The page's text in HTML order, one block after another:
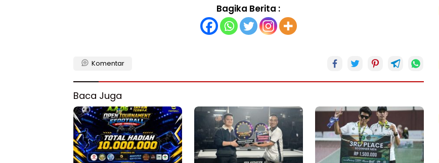
Bagika Berita :
Komentar
Baca Juga